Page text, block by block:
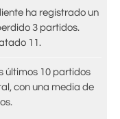
ha registrado un
3 partidos.
11.
últimos 10 partidos
con una media de